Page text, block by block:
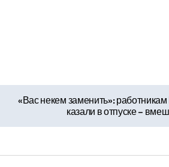
«Вас некем заменить»:
казали в отпуске –